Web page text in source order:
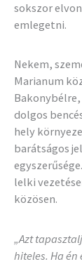
sokszor
emlegetni.
Nekem,
Marianum
dolgos
hely
barátságos
lelki
közösen.
„Azt
hiteles. Ha én